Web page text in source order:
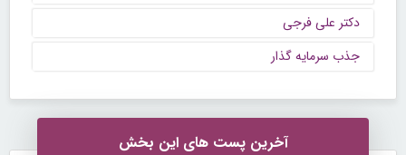
دکتر علی فرجی
جذب سرمایه گذار
آخرین پست های این بخش